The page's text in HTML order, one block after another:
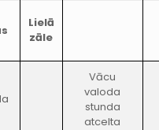
Lielā
zāle
Vācu
valoda
stunda
atcelta